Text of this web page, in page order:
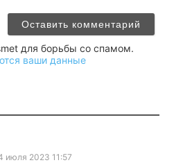
для борьбы со спамом.
ваши данные
июля 2023 11:57